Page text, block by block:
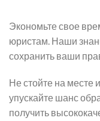
Экономьте свое
юристам. Наши
сохранить ваши
Не стойте на месте
упускайте шанс
получить